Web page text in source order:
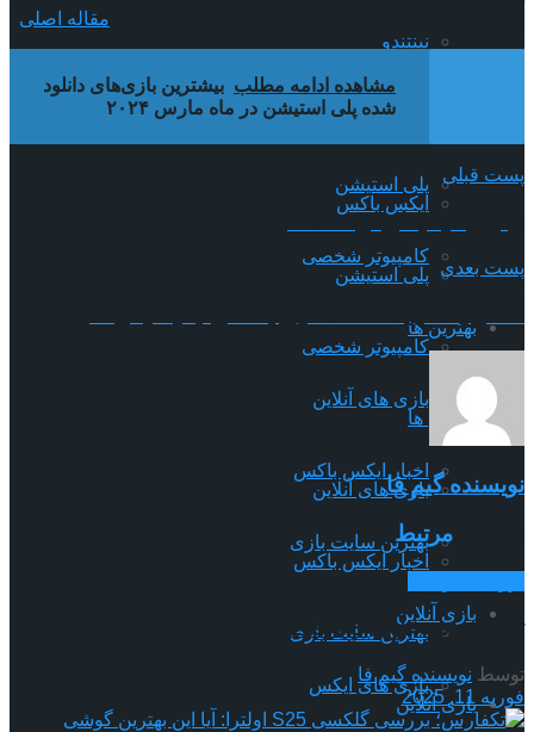
نینتندو
ایکس باکس
پلی استیشن
کامپیوتر شخصی
بهترین ها
بازی های آنلاین
اخبار ایکس باکس
بهترین سایت بازی
بازی آنلاین
بازی های ایکس
ایکس باکس
پلی استیشن
کامپیوتر شخصی
بهترین ها
بازی های آنلاین
اخبار ایکس باکس
بهترین سایت بازی
بازی آنلاین
مقاله اصلی
مشاهده ادامه مطلب بیشترین بازی‌های دانلود
شده پلی استیشن در ماه مارس ۲۰۲۴
پست قبلی
بهترین فیلم‌های ترسناک تاریخ
پست بعدی
نویسنده گیم فا
مرتبط
تاریخ عرضه بازی HELL is US فاش شد
توسط نویسنده گیم فا
فوریه 11, 2025